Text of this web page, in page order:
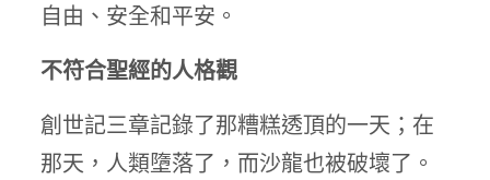
自由、安全和平安。
不符合聖經的人格觀
創世記三章記錄了那糟糕透頂的一天；在
那天，人類墮落了，而沙龍也被破壞了。